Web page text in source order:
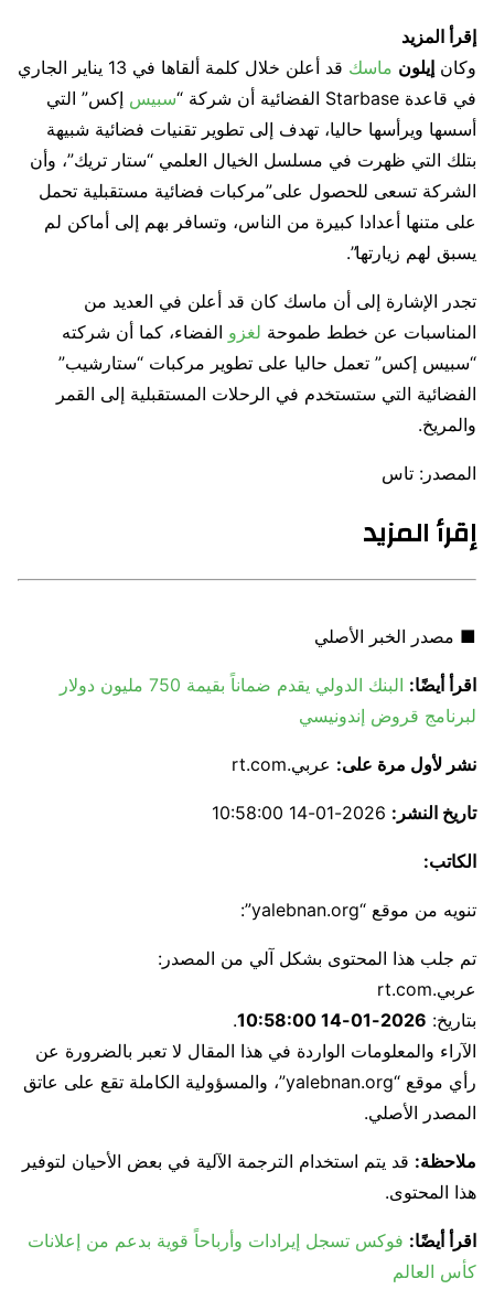
إقرأ المزيد
وكان إيلون ماسك
قد أعلن خلال كلمة ألقاها في 13 يناير الجاري
في قاعدة Starbase الفضائية أن شركة “
سبيس إكس” التي
أسسها ويرأسها حاليا، تهدف إلى تطوير تقنيات فضائية شبيهة
بتلك التي ظهرت في مسلسل الخيال العلمي “ستار تريك”، وأن
الشركة تسعى للحصول على”مركبات فضائية مستقبلية تحمل
على متنها أعدادا كبيرة من الناس، وتسافر بهم إلى أماكن لم
يسبق لهم زيارتها”.
تجدر الإشارة إلى أن ماسك كان قد أعلن في العديد من
المناسبات عن خطط طموحة لغزو الفضاء، كما أن شركته
“سبيس إكس” تعمل حاليا على تطوير مركبات “ستارشيب”
الفضائية التي ستستخدم في الرحلات المستقبلية إلى القمر
والمريخ.
المصدر: تاس
إقرأ المزيد
■ مصدر الخبر الأصلي
اقرأ أيضًا:
البنك الدولي يقدم ضماناً بقيمة 750 مليون دولار
لبرنامج قروض إندونيسي
نشر لأول مرة على: عربي.rt.com
تاريخ النشر: 2026-01-14 10:58:00
الكاتب:
تنويه من موقع “yalebnan.org”:
تم جلب هذا المحتوى بشكل آلي من المصدر:
عربي.rt.com
بتاريخ: 2026-01-14 10:58:00
.
الآراء والمعلومات الواردة في هذا المقال لا تعبر بالضرورة عن
رأي موقع “yalebnan.org”، والمسؤولية الكاملة تقع على عاتق
المصدر الأصلي.
ملاحظة: قد يتم استخدام الترجمة الآلية في بعض الأحيان لتوفير
هذا المحتوى.
اقرأ أيضًا: فوكس تسجل إيرادات وأرباحاً قوية بدعم من إعلانات
كأس العالم